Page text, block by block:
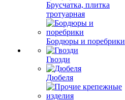
Брусчатка, плитка
тротуарная
Бордюры и поребрики
Гвозди
Дюбеля